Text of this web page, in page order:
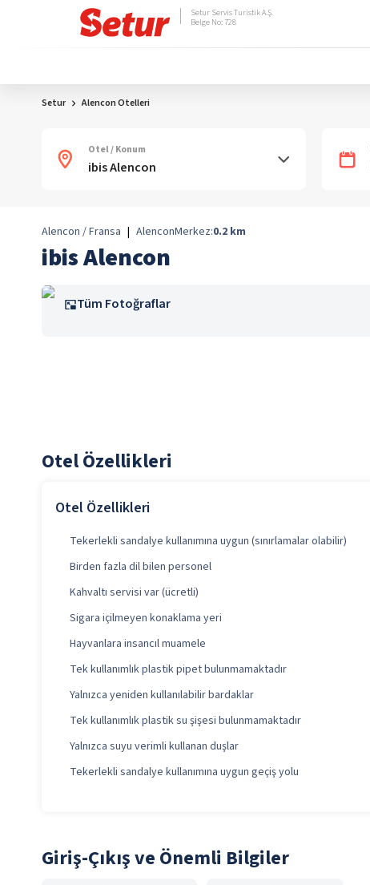
Setur Servis Turistik A.Ş.
Belge No: 728
Setur Alencon Otelleri
Otel / Konum
Alencon / Fransa | AlenconMerkez:0.2 km
ibis Alencon
Tüm Fotoğraflar
Otel Özellikleri
Otel Özellikleri
Tekerlekli sandalye kullanımına uygun (sınırlamalar olabilir)
Birden fazla dil bilen personel
Kahvaltı servisi var (ücretli)
Sigara içilmeyen konaklama yeri
Hayvanlara insancıl muamele
Tek kullanımlık plastik pipet bulunmamaktadır
Yalnızca yeniden kullanılabilir bardaklar
Tek kullanımlık plastik su şişesi bulunmamaktadır
Yalnızca suyu verimli kullanan duşlar
Tekerlekli sandalye kullanımına uygun geçiş yolu
Giriş-Çıkış ve Önemli Bilgiler